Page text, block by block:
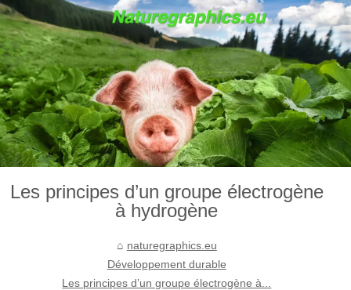
Les principes d’un groupe électrogène
à hydrogène
naturegraphics.eu
Développement durable
Les principes d’un groupe électrogène à...